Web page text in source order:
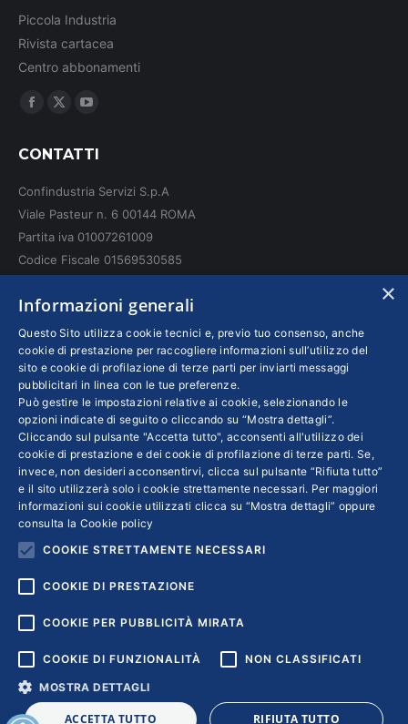
Piccola Industria
Rivista cartacea
Centro abbonamenti
Ci puoi trovare su:
Facebook
opens
new
window
X
opens
window
opens
window
CONTATTI
Confindustria Servizi S.p.A
Viale Pasteur n. 6 00144 ROMA
Partita iva 01007261009
Codice Fiscale 01569530585
INFO LEGALI
Colophon editoriali
Disclaimer
Privacy
Coordinate Bancarie
Copyright © 2018 | Confindustria Servizi S.p.a. Partita iva
×
Informazioni generali
Questo Sito utilizza cookie tecnici e, previo tuo consenso, anche
cookie di prestazione per raccogliere informazioni sull’utilizzo del
sito e cookie di profilazione di terze parti per inviarti messaggi
pubblicitari in linea con le tue preferenze.
Può gestire le impostazioni relative ai cookie, selezionando le
opzioni indicate di seguito o cliccando su “Mostra dettagli”.
Cliccando sul pulsante "Accetta tutto", acconsenti all'utilizzo dei
cookie di prestazione e dei cookie di profilazione di terze parti. Se,
invece, non desideri acconsentirvi, clicca sul pulsante “Rifiuta tutto”
e il sito utilizzerà solo i cookie strettamente necessari. Per maggiori
informazioni sui cookie utilizzati clicca su “Mostra dettagli” oppure
consulta la Cookie policy
COOKIE STRETTAMENTE NECESSARI
COOKIE DI PRESTAZIONE
COOKIE PER PUBBLICITÀ MIRATA
COOKIE DI FUNZIONALITÀ NON CLASSIFICATI
MOSTRA DETTAGLI
ACCETTA TUTTO RIFIUTA TUTTO